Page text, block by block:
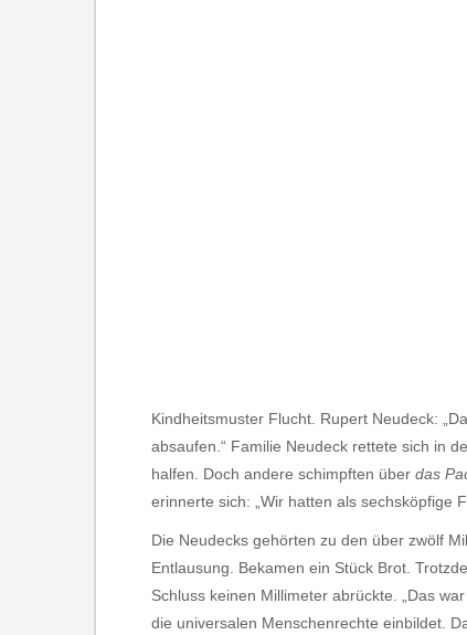
Kindheitsmuster Flucht. Rupert Neudeck:
absaufen.“ Familie Neudeck rettete sich in
halfen. Doch andere schimpften über das
erinnerte sich: „Wir hatten als sechsköpfige
Die Neudecks gehörten zu den über zwölf
Entlausung. Bekamen ein Stück Brot.
Schluss keinen Millimeter abrückte. „Das
die universalen Menschenrechte einbildet.